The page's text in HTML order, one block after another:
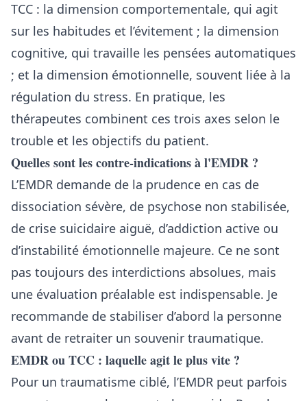
TCC : la dimension comportementale, qui agit
sur les habitudes et l’évitement ; la dimension
cognitive, qui travaille les pensées automatiques
; et la dimension émotionnelle, souvent liée à la
régulation du stress. En pratique, les
thérapeutes combinent ces trois axes selon le
trouble et les objectifs du patient.
Quelles sont les contre-indications à l'EMDR ?
L’EMDR demande de la prudence en cas de
dissociation sévère, de psychose non stabilisée,
de crise suicidaire aiguë, d’addiction active ou
d’instabilité émotionnelle majeure. Ce ne sont
pas toujours des interdictions absolues, mais
une évaluation préalable est indispensable. Je
recommande de stabiliser d’abord la personne
avant de retraiter un souvenir traumatique.
EMDR ou TCC : laquelle agit le plus vite ?
Pour un traumatisme ciblé, l’EMDR peut parfois